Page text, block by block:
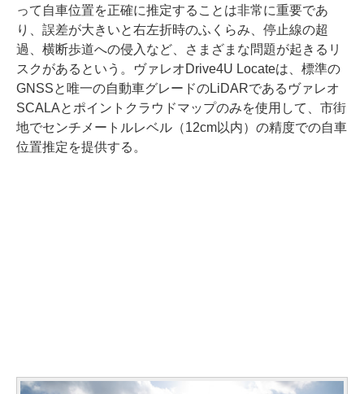
って自車位置を正確に推定することは非常に重要であ
り、誤差が大きいと右左折時のふくらみ、停止線の超
過、横断歩道への侵入など、さまざまな問題が起きるリ
スクがあるという。ヴァレオDrive4U Locateは、標準の
GNSSと唯一の自動車グレードのLiDARであるヴァレオ
SCALAとポイントクラウドマップのみを使用して、市街
地でセンチメートルレベル（12cm以内）の精度での自車
位置推定を提供する。